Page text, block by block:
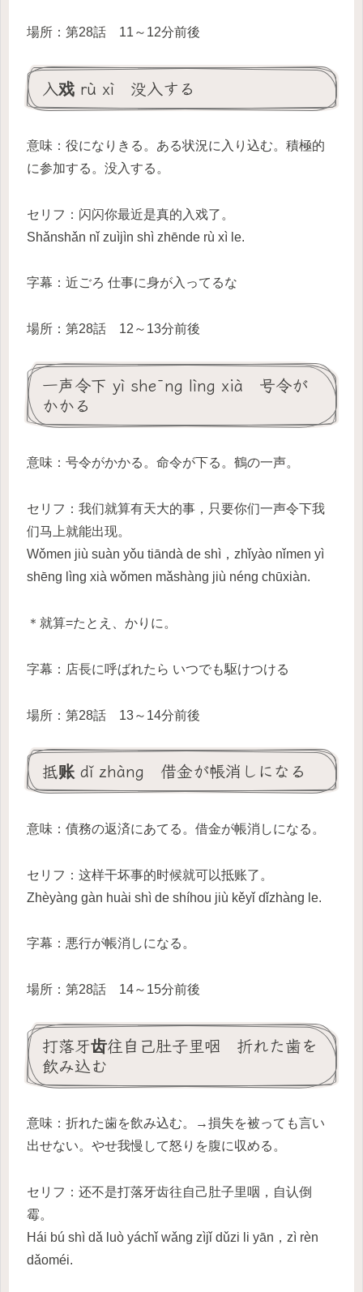
場所：第28話 11～12分前後
入戏 rù xì 没入する
意味：役になりきる。ある状況に入り込む。積極的
に参加する。没入する。
セリフ：闪闪你最近是真的入戏了。
Shǎnshǎn nǐ zuìjìn shì zhēnde rù xì le.
字幕：近ごろ 仕事に身が入ってるな
場所：第28話 12～13分前後
一声令下 yì shēng lìng xià 号令が
かかる
意味：号令がかかる。命令が下る。鶴の一声。
セリフ：我们就算有天大的事，只要你们一声令下我
们马上就能出现。
Wǒmen jiù suàn yǒu tiāndà de shì，zhǐyào nǐmen yì
shēng lìng xià wǒmen mǎshàng jiù néng chūxiàn.
＊就算=たとえ、かりに。
字幕：店長に呼ばれたら いつでも駆けつける
場所：第28話 13～14分前後
抵账 dǐ zhàng 借金が帳消しになる
意味：債務の返済にあてる。借金が帳消しになる。
セリフ：这样干坏事的时候就可以抵账了。
Zhèyàng gàn huài shì de shíhou jiù kěyǐ dǐzhàng le.
字幕：悪行が帳消しになる。
場所：第28話 14～15分前後
打落牙齿往自己肚子里咽 折れた歯を
飲み込む
意味：折れた歯を飲み込む。→損失を被っても言い
出せない。やせ我慢して怒りを腹に収める。
セリフ：还不是打落牙齿往自己肚子里咽，自认倒
霉。
Hái bú shì dǎ luò yáchǐ wǎng zìjǐ dǔzi li yān，zì rèn
dǎoméi.